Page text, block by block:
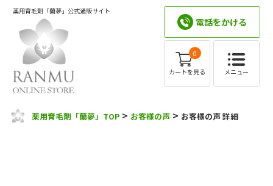
薬用育毛剤「蘭夢」公式通販サイト
電話をかける
0
カートを見る メニュー
薬用育毛剤「蘭夢」TOP > お客様の声 > お客様の声 詳細